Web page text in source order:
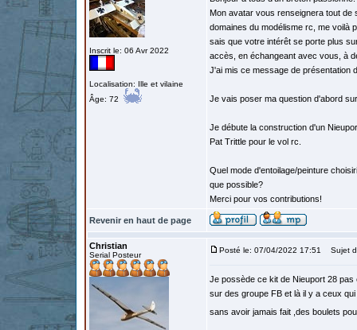
Inscrit le: 06 Avr 2022
Localisation: Ille et vilaine
Âge: 72
Mon avatar vous renseignera tout de
domaines du modélisme rc, me voilà
sais que votre intérêt se porte plus
accès, en échangeant avec vous, à
J'ai mis ce message de présentation
Je vais poser ma question d'abord
Je débute la construction d'un
Pat Trittle pour le vol rc.
Quel mode d'entoilage/peinture
que possible?
Merci pour vos contributions!
Revenir en haut de page
Christian
Serial Posteur
Posté le: 07/04/2022 17:51 Sujet
Je possède ce kit de Nieuport 28
sur des groupe FB et là il y a ceux
sans avoir jamais fait ,des boulets